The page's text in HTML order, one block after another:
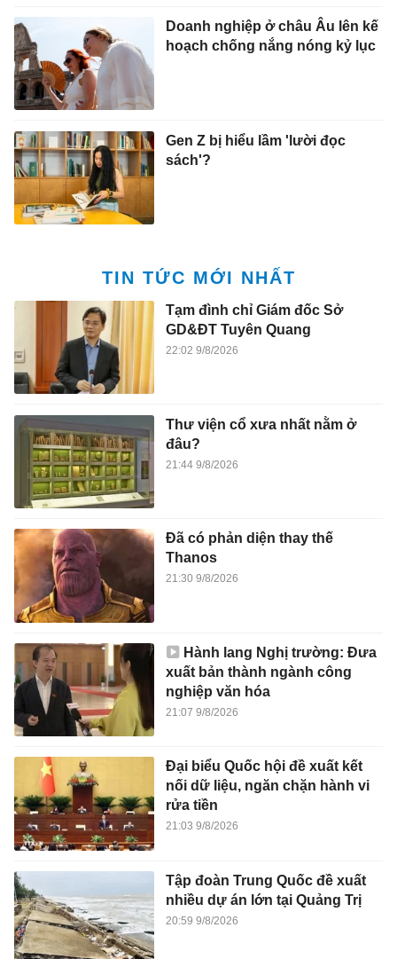
Doanh nghiệp ở châu Âu lên kế
hoạch chống nắng nóng kỷ lục
Gen Z bị hiểu lầm 'lười đọc
sách'?
TIN TỨC MỚI NHẤT
Tạm đình chỉ Giám đốc Sở
GD&ĐT Tuyên Quang
22:02 9/8/2026
Thư viện cổ xưa nhất nằm ở
đâu?
21:44 9/8/2026
Đã có phản diện thay thế
Thanos
21:30 9/8/2026
Hành lang Nghị trường: Đưa
xuất bản thành ngành công
nghiệp văn hóa
21:07 9/8/2026
Đại biểu Quốc hội đề xuất kết
nối dữ liệu, ngăn chặn hành vi
rửa tiền
21:03 9/8/2026
Tập đoàn Trung Quốc đề xuất
nhiều dự án lớn tại Quảng Trị
20:59 9/8/2026